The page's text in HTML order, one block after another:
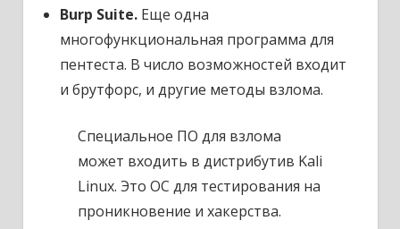
Burp Suite. Еще одна
многофункциональная программа для
пентеста. В число возможностей входит
и брутфорс, и другие методы взлома.
Специальное ПО для взлома
может входить в дистрибутив Kali
Linux. Это ОС для тестирования на
проникновение и хакерства.